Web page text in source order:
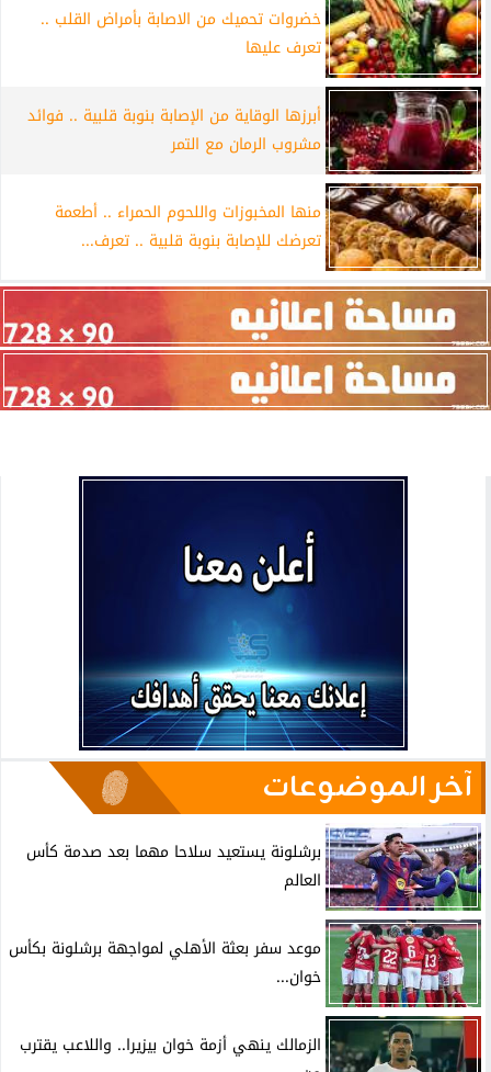
خضروات تحميك من الاصابة بأمراض القلب ..
تعرف عليها
أبرزها الوقاية من الإصابة بنوبة قلبية .. فوائد
مشروب الرمان مع التمر
منها المخبوزات واللحوم الحمراء .. أطعمة
تعرضك للإصابة بنوبة قلبية .. تعرف...
آخر الموضوعات
برشلونة يستعيد سلاحا مهما بعد صدمة كأس
العالم
موعد سفر بعثة الأهلي لمواجهة برشلونة بكأس
خوان...
الزمالك ينهي أزمة خوان بيزيرا.. واللاعب يقترب